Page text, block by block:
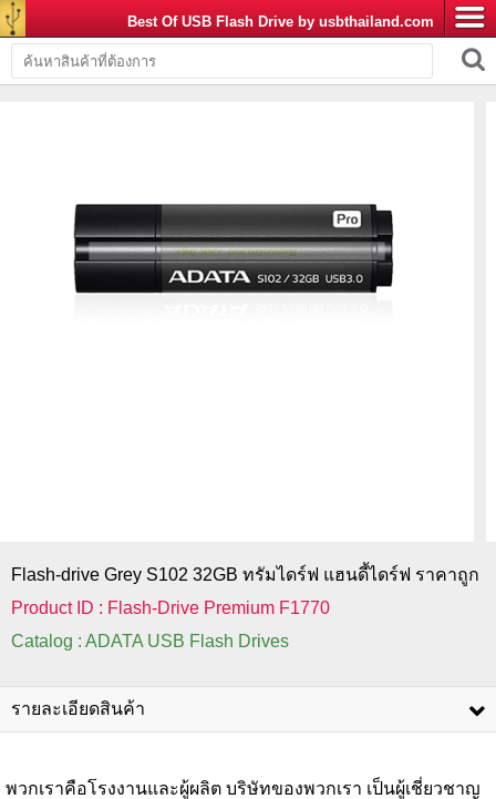
Best Of USB Flash Drive by usbthailand.com
Flash-drive Grey S102 32GB ทรัมไดร์ฟ แฮนดี้ไดร์ฟ ราคาถูก
Product ID : Flash-Drive Premium F1770
Catalog : ADATA USB Flash Drives
รายละเอียดสินค้า
พวกเราคือโรงงานและผู้ผลิต บริษัทของพวกเรา เป็นผู้เชี่ยวชาญ